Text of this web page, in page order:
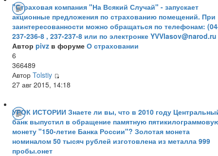
"Страховая компания "На Всякий Случай" - запускает
акционные предложения по страхованию помещений. При
заинтересованности можно обращаться по телефонам:
237-236-8 , 237-237-8 или по электронке YVVlasov@narod.ru
Автор pivz в форуме О страховании
6
366489
Автор Tolstiy
27 авг 2015, 14:18
УРОК ИСТОРИИ Знаете ли вы, что в 2010 году
банк выпустил в обращение памятную
монету "150-летие Банка России"? Золотая монета
номиналом 50 тысяч рублей изготовлена из металла 999
пробы.онет